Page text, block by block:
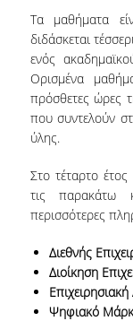
Η
Τα μαθήματα
διδάσκεται
ενός
Ορισμένα
πρόσθετες ώρες
που συντελούν
ύλης.
Στο τέταρτο
τις παρακάτω
περισσότερες
Διεθνής
Διοίκηση
Ψηφιακό